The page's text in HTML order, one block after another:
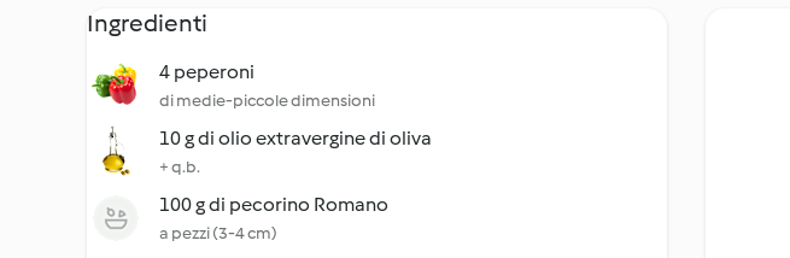
Ingredienti
4 peperoni
di medie-piccole dimensioni
10 g di olio extravergine di oliva
+ q.b.
100 g di pecorino Romano
a pezzi (3-4 cm)